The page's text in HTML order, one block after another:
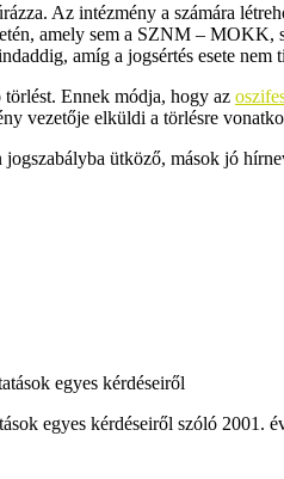
Az intézmény a számára
amely sem a SZNM – MOKK,
amíg a jogsértés esete nem
Ennek módja, hogy az
vezetője elküldi a törlésre
ütköző, mások jó
egyes kérdéseiről
egyes kérdéseiről szóló 2001.